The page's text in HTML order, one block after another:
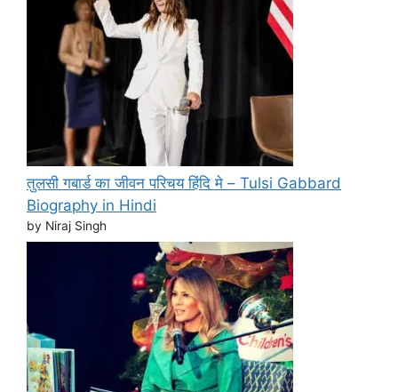
तुलसी गबार्ड का जीवन परिचय हिंदि मे – Tulsi Gabbard
Biography in Hindi
by Niraj Singh